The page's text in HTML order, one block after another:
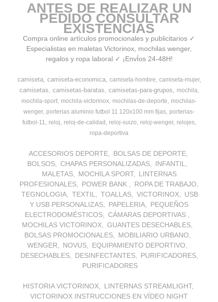
ANTES DE REALIZAR UN
PEDIDO CONSULTAR
EXISTENCIAS
Compra online artículos promocionales y publicitarios ✓
Especialistas en maletas Victorinox, mochilas wenger,
regalos y ropa laboral ✓ ¡EnvÍos 24-48H!
camiseta camiseta-economica camiseta-hombre camiseta-mujer
camisetas camisetas-baratas camisetas-para-grupos
mochila
mochila-sport mochila-victorinox mochilas-de-deporte
mochilas-
wenger porterias aluminio futbol 11 120x100 mm fijas porterias-
futbol-11
reloj reloj-de-calidad reloj-suizo reloj-wenger
relojes
ropa-deportiva
ACCESORIOS DEPORTE
BOLSAS DE DEPORTE
BOLSOS
CHAPAS PERSONALIZADAS
INFANTIL
MALETAS
MOCHILA SPORT
LINTERNAS
PROFESIONALES
POWER BANK
ROPA DE TRABAJO
TEGNOLOGIA
TEXTIL TOALLAS VICTORINOX
USB
Y USB PERSONALIZAS
PAPELERIA
PEQUEÑOS
ELECTRODOMÉSTICOS
CÁMARAS DEPORTIVAS
MOCHILAS VICTORINOX
GUANTES DESECHABLES
BOLSAS PROMOCIONALES
MOBILIARIO URBANO
WENGER
NOVUS
EQUIPAMIENTO DEPORTIVO
DESECHABLES
DESINFECTANTES
PURIFICADORES
PURIFICADORES
HISTORIA VICTORINOX
LINTERNAS STREAMLIGHT
VICTORINOX INSTRUCCIONES EN VÍDEO NIGHT